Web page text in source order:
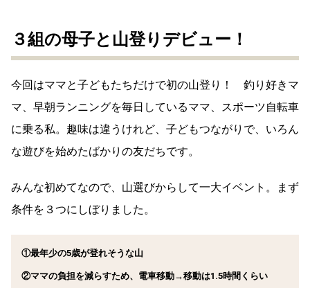
３組の母子と山登りデビュー！
今回はママと子どもたちだけで初の山登り！ 釣り好きマ
マ、早朝ランニングを毎日しているママ、スポーツ自転車
に乗る私。趣味は違うけれど、子どもつながりで、いろん
な遊びを始めたばかりの友だちです。
みんな初めてなので、山選びからして一大イベント。まず
条件を３つにしぼりました。
①最年少の5歳が登れそうな山
②ママの負担を減らすため、電車移動→移動は1.5時間くらい